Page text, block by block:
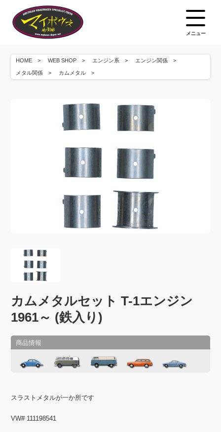
メニュー
HOME WEB SHOP エンジン系 エンジン関係
メタル関係 カムメタル
カムメタルセット T-1エンジン
1961～ (鉄入り)
スラストメタルが一か所です
VW# 111198541